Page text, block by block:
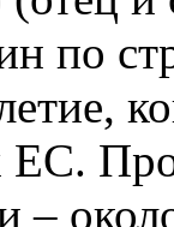
по
ЕС.
–